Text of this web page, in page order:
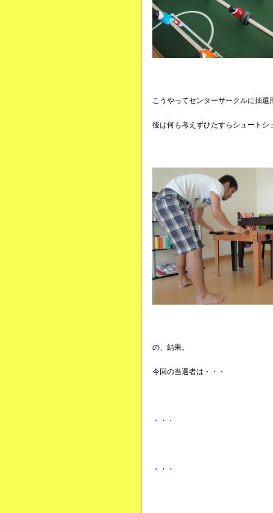
こうやってセンターサークルに抽選
後は何も考えずひたすらシュートシ
の、結果。
今回の当選者は・・・
・・・
・・・